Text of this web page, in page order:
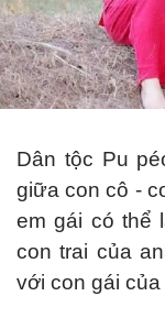
Dân tộc Pu
giữa con cô -
em gái có thể
con trai của
với con gái của